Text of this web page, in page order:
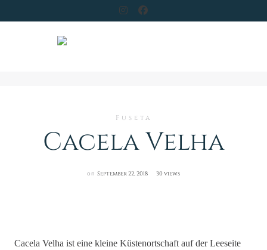
to
Fuseta
Cacela Velha
on September 22, 2018 30 views
Cacela Velha ist eine kleine Küstenortschaft auf der Leeseite